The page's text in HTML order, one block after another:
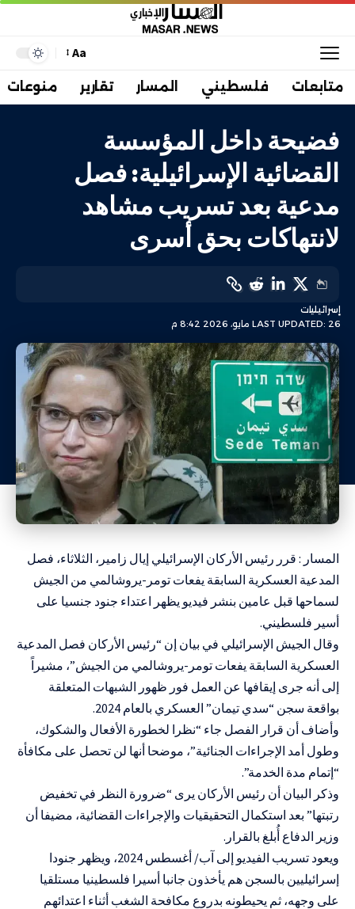
Aa
متابعات فلسطيني المسار تقارير منوعات
فضيحة داخل المؤسسة
القضائية الإسرائيلية: فصل
مدعية بعد تسريب مشاهد
لانتهاكات بحق أسرى
LAST UPDATED: 26 مايو، 2026 8:42 م
إسرائيليات
المسار : قرر رئيس الأركان الإسرائيلي إيال زامير، الثلاثاء، فصل
المدعية العسكرية السابقة يفعات تومر-يروشالمي من الجيش
لسماحها قبل عامين بنشر فيديو يظهر اعتداء جنود جنسيا على
أسير فلسطيني.
وقال الجيش الإسرائيلي في بيان إن “رئيس الأركان فصل المدعية
العسكرية السابقة يفعات تومر-يروشالمي من الجيش”، مشيراً
إلى أنه جرى إيقافها عن العمل فور ظهور الشبهات المتعلقة
بواقعة سجن “سدي تيمان” العسكري بالعام 2024.
وأضاف أن قرار الفصل جاء “نظرا لخطورة الأفعال والشكوك،
وطول أمد الإجراءات الجنائية”، موضحا أنها لن تحصل على مكافأة
“إتمام مدة الخدمة”.
وذكر البيان أن رئيس الأركان يرى “ضرورة النظر في تخفيض
رتبتها” بعد استكمال التحقيقيات والإجراءات القضائية، مضيفا أن
وزير الدفاع أُبلغ بالقرار.
ويعود تسريب الفيديو إلى آب/ أغسطس 2024، ويظهر جنودا
إسرائيليين بالسجن هم يأخذون جانبا أسيرا فلسطينيا مستلقيا
على وجهه، ثم يحيطونه بدروع مكافحة الشغب أثناء اعتدائهم